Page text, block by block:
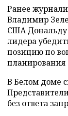
Ранее
Владимир
США Дональду
лидера
позицию по
планирования
В Белом доме
без ответа